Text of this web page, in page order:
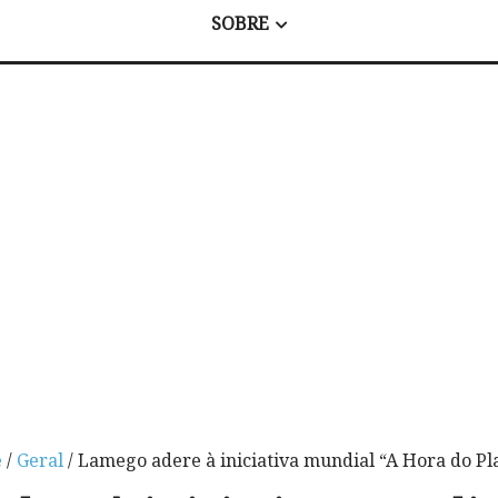
SOBRE
/ Geral/ Lamego adere à iniciativa mundial “A Hora do